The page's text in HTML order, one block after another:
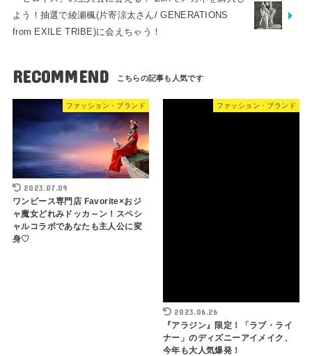
よう！抽選で綾瀬楓(片寄涼太さん/ GENERATIONS
from EXILE TRIBE)に会えちゃう！
RECOMMEND
ファッション・ブランド
2023.07.09
ワンピース専門店 Favorite×おジ
ャ魔女どれみドッカ～ン！スペシ
ャルコラボであなたも主人公に変
身♡
ファッション・ブランド
2023.06.26
『アラジン』限定！「ラブ・ライ
ナー」のディズニーアイメイク、
今年も大人気爆発！